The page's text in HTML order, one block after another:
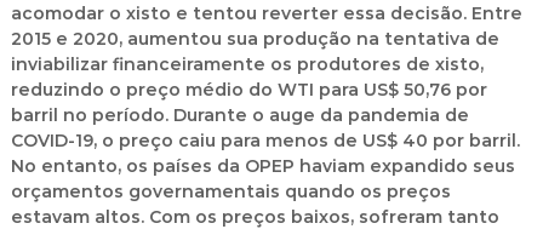
acomodar o xisto e tentou reverter essa decisão. Entre
2015 e 2020, aumentou sua produção na tentativa de
inviabilizar financeiramente os produtores de xisto,
reduzindo o preço médio do WTI para US$ 50,76 por
barril no período. Durante o auge da pandemia de
COVID-19, o preço caiu para menos de US$ 40 por barril.
No entanto, os países da OPEP haviam expandido seus
orçamentos governamentais quando os preços
estavam altos. Com os preços baixos, sofreram tanto